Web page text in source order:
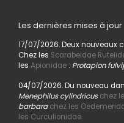
Les dernières mises à jour
17/07/2026. Deux nouveaux
Chez les Scarabeidae
les Apionidae: Protapion
04/07/2026. Du nouveau
Menephilus cylindricus chez
barbara chez les
les Curculionidae.